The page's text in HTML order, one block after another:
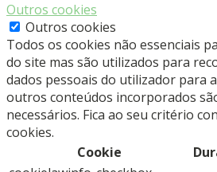
Outros cookies
Outros cookies
Todos os cookies não essenciais
do site mas são utilizados para
dados pessoais do utilizador para
outros conteúdos incorporados
necessários. Fica ao seu critério
cookies.
Cookie